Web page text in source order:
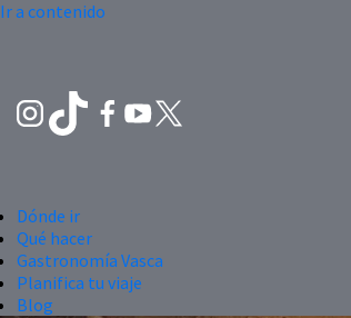
Ir a contenido
Dónde ir
Qué hacer
Gastronomía Vasca
Planifica tu viaje
Blog